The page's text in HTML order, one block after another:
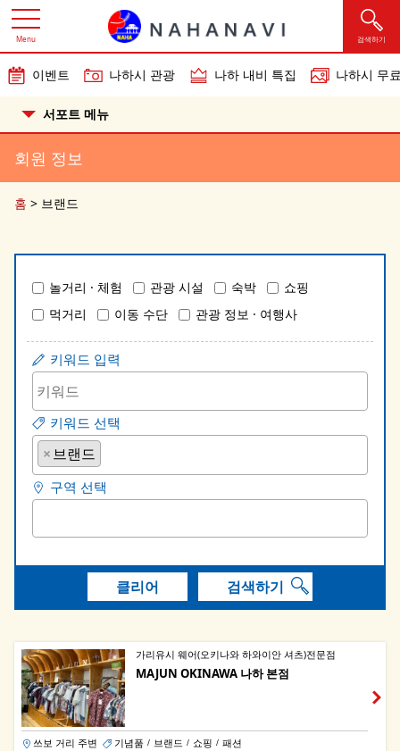
검색하기
이벤트 나하시 관광 나하 내비 특집 나하시 무
Menu
서포트 메뉴
회원 정보
홈 > 브랜드
놀거리 · 체험 관광 시설 숙박
쇼핑
먹거리
이동 수단 관광 정보 · 여행사
키워드 입력
키워드 선택
×브랜드
구역 선택
클리어 검색하기
가리유시 웨어(오키나와 하와이안 셔츠)전문점
MAJUN OKINAWA 나하 본점
쓰보 거리 주변 기념품 / 브랜드 / 쇼핑 / 패션